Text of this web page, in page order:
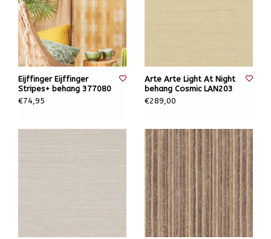
Eijffinger Eijffinger
Stripes+ behang 377080
€74,95
Arte Arte Light At Night
behang Cosmic LAN203
€289,00